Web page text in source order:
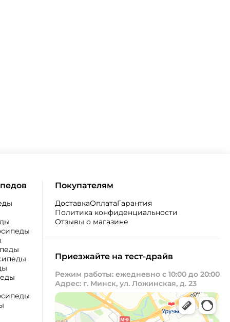
Покупателям
ДоставкаОплатаГарантия
Политика конфиденциальности
Отзывы о магазине
Приезжайте на тест-драйв
Режим работы: ежедневно с 10:00 до 20:00
Адрес: г. Минск, ул. Ложинская, д. 23